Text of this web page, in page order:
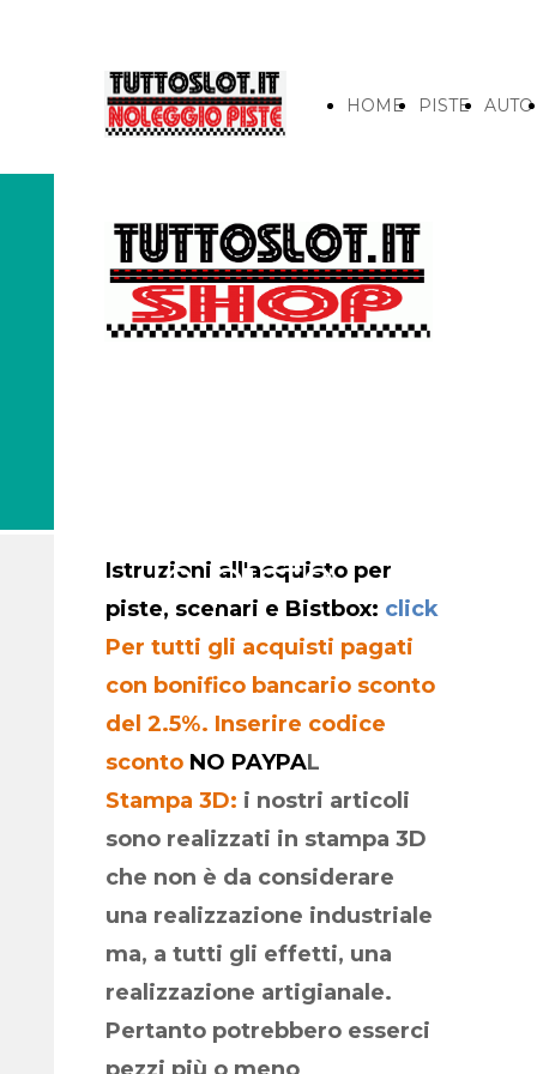
HOME PISTE AUTO
le piste
Istruzioni all'acquisto per
piste, scenari e Bistbox: click
Per tutti gli acquisti pagati
con bonifico bancario sconto
del 2.5%. Inserire codice
sconto NO PAYPAL
Stampa 3D: i nostri articoli
sono realizzati in stampa 3D
che non è da considerare
una realizzazione industriale
ma, a tutti gli effetti, una
realizzazione artigianale.
Pertanto potrebbero esserci